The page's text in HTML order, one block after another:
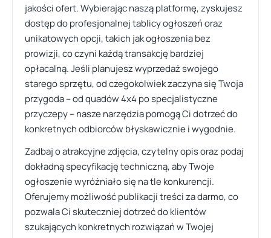
jakości ofert. Wybierając naszą platformę, zyskujesz
dostęp do profesjonalnej tablicy ogłoszeń oraz
unikatowych opcji, takich jak ogłoszenia bez
prowizji, co czyni każdą transakcję bardziej
opłacalną. Jeśli planujesz wyprzedaż swojego
starego sprzętu, od czegokolwiek zaczyna się Twoja
przygoda – od quadów 4x4 po specjalistyczne
przyczepy – nasze narzędzia pomogą Ci dotrzeć do
konkretnych odbiorców błyskawicznie i wygodnie.
Zadbaj o atrakcyjne zdjęcia, czytelny opis oraz podaj
dokładną specyfikację techniczną, aby Twoje
ogłoszenie wyróżniało się na tle konkurencji.
Oferujemy możliwość publikacji treści za darmo, co
pozwala Ci skuteczniej dotrzeć do klientów
szukających konkretnych rozwiązań w Twojej